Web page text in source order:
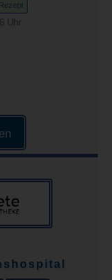
Uhr